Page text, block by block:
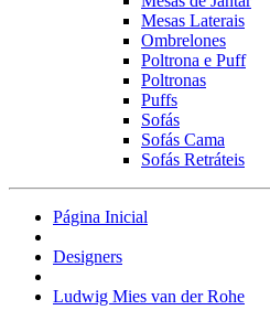
Mesas Laterais
Ombrelones
Poltrona e Puff
Poltronas
Puffs
Sofás
Sofás Cama
Sofás Retráteis
Página Inicial
Designers
Ludwig Mies van der Rohe